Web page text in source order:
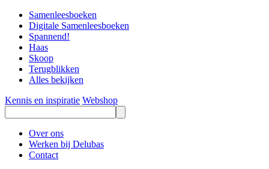
Samenleesboeken
Digitale Samenleesboeken
Spannend!
Haas
Skoop
Terugblikken
Alles bekijken
Kennis en inspiratie Webshop
Over ons
Werken bij Delubas
Contact